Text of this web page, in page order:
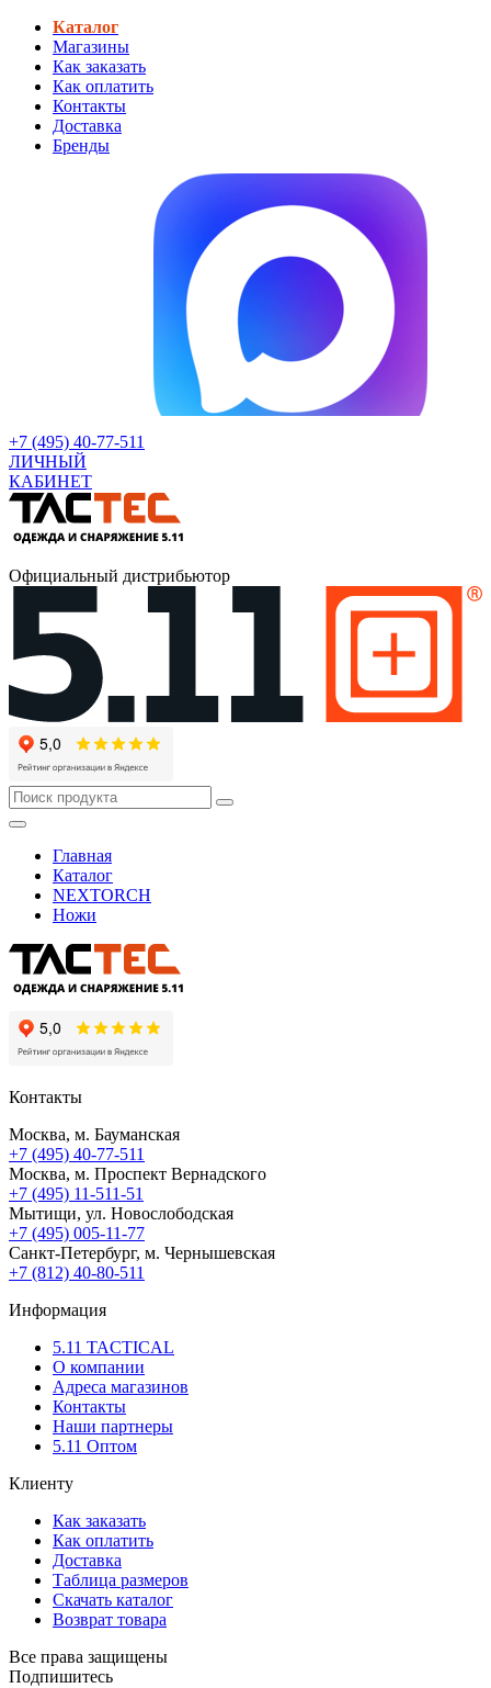
Каталог
Магазины
Как заказать
Как оплатить
Контакты
Доставка
Бренды
+7 (495) 40-77-511
ЛИЧНЫЙ
КАБИНЕТ
Официальный дистрибьютор
Главная
Каталог
NEXTORCH
Ножи
Контакты
Москва, м. Бауманская
+7 (495) 40-77-511
Москва, м. Проспект Вернадского
+7 (495) 11-511-51
Мытищи, ул. Новослободская
+7 (495) 005-11-77
Санкт-Петербург, м. Чернышевская
+7 (812) 40-80-511
Информация
5.11 TACTICAL
О компании
Адреса магазинов
Контакты
Наши партнеры
5.11 Оптом
Клиенту
Как заказать
Как оплатить
Доставка
Таблица размеров
Скачать каталог
Возврат товара
Все права защищены
Подпишитесь